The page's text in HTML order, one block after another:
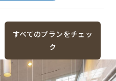
すべてのプランをチェッ
ク